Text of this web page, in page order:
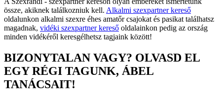
össze, akiknek találkozniuk kell. Alkalmi szexpartner kereső
oldalunkon alkalmi szexre éhes amatőr csajokat és pasikat találhatsz
magadnak, vidéki szexpartner kereső oldalainkon pedig az ország
minden vidékéről keresgélhetsz tagjaink között!
BIZONYTALAN VAGY? OLVASD EL
EGY RÉGI TAGUNK, ÁBEL
TANÁCSAIT!